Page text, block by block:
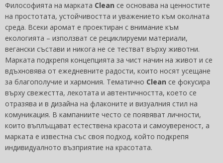
Философията на марката Clean се основава на ценностите
на простотата, устойчивостта и уважението към околната
среда. Всеки аромат е проектиран с внимание към
екологията – използват се рециклируеми материали,
вегански състави и никога не се тестват върху животни.
Марката подкрепя концепцията за чист начин на живот и се
вдъхновява от ежедневните радости, които носят усещане
за благополучие и хармония. Тематично Clean се фокусира
върху свежестта, лекотата и автентичността, което се
отразява и в дизайна на флаконите и визуалния стил на
комуникация. В кампаниите често се появяват личности,
които въплъщават естествена красота и самоувереност, а
марката е известна със своя подход, който подкрепя
индивидуалното възприятие на красотата.